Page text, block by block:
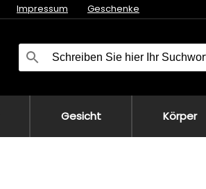
Impressum Geschenke
Gesicht Körper